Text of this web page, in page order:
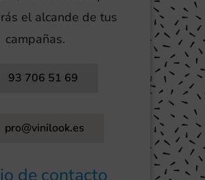
el alcande de tus
campañas.
93 706 51 69
pro@vinilook.es
de contacto